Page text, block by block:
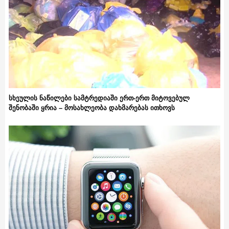
სხეულის ნაწილები სამტრედიაში ერთ-ერთ მიტოვებულ
შენობაში ყრია – მოსახლეობა დახმარებას ითხოვს